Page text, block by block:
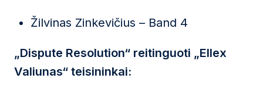
Žilvinas Zinkevičius – Band 4
„Dispute Resolution“ reitinguoti „Ellex
Valiunas“ teisininkai: